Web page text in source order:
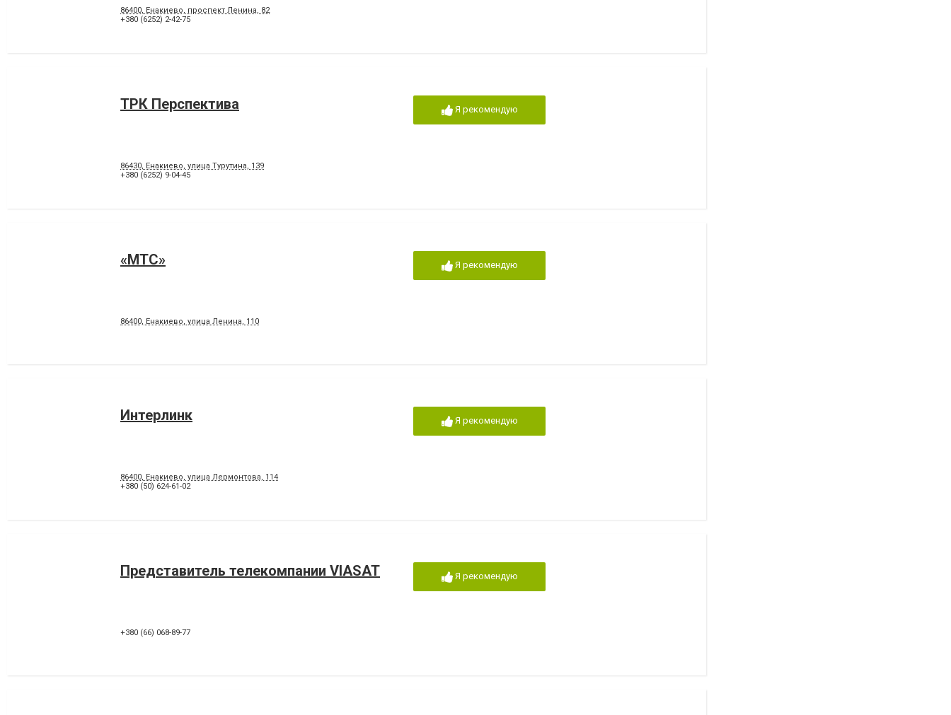
86400, Енакиево, проспект Ленина, 82
+380 (6252) 2-42-75
ТРК Перспектива
86430, Енакиево, улица Турутина, 139
+380 (6252) 9-04-45
Я рекомендую
«МТС»
86400, Енакиево, улица Ленина, 110
Я рекомендую
Интерлинк
86400, Енакиево, улица Лермонтова, 114
+380 (50) 624-61-02
Я рекомендую
Представитель телекомпании VIASAT
+380 (66) 068-89-77
Я рекомендую